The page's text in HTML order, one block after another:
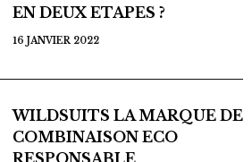
EN DEUX ETAPES ?
16 JANVIER 2022
WILDSUITS LA MARQUE DE
COMBINAISON ECO